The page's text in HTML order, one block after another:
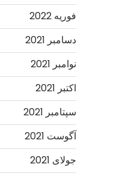
فوریه 2022
دسامبر 2021
نوامبر 2021
اکتبر 2021
سپتامبر 2021
آگوست 2021
جولای 2021